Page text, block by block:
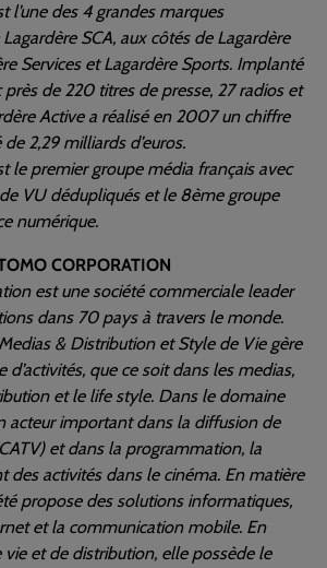
l’une des 4 grandes marques
SCA, aux côtés de Lagardère
Services et Lagardère Sports. Implanté
de 220 titres de presse, 27 radios et
Active a réalisé en 2007 un chiffre
2,29 milliards d’euros.
le premier groupe média français avec
VU dédupliqués et le 8ème groupe
numérique.
CORPORATION
est une société commerciale leader
dans 70 pays à travers le monde.
& Distribution et Style de Vie gère
d’activités, que ce soit dans les medias,
et le life style. Dans le domaine
acteur important dans la diffusion de
et dans la programmation, la
des activités dans le cinéma. En matière
propose des solutions informatiques,
et la communication mobile. En
et de distribution, elle possède le